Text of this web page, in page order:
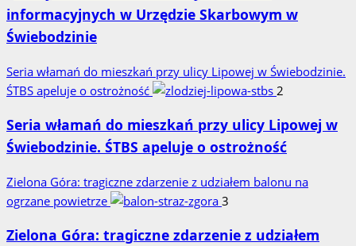
informacyjnych w Urzędzie Skarbowym w
Świebodzinie
Seria włamań do mieszkań przy ulicy Lipowej w Świebodzinie.
ŚTBS apeluje o ostrożność
2
Seria włamań do mieszkań przy ulicy Lipowej w
Świebodzinie. ŚTBS apeluje o ostrożność
Zielona Góra: tragiczne zdarzenie z udziałem balonu na
ogrzane powietrze
3
Zielona Góra: tragiczne zdarzenie z udziałem